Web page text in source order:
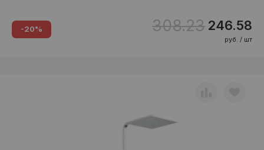
-20% 308.23 246.58
руб. / шт